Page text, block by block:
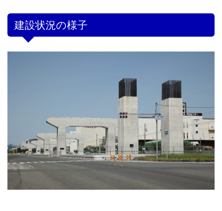
建設状況の様子